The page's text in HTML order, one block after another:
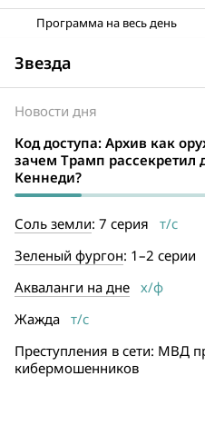
Программа на весь день
Звезда
Новости дня
Код доступа: Архив как
зачем Трамп рассекретил
Кеннеди?
Соль земли: 7 серия т/с
Зеленый фургон: 1–2 серии
Акваланги на днех/ф
Жаждат/с
Преступления в сети: МВД
кибермошенников